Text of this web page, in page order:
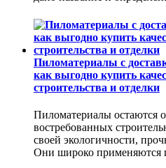
Пиломатериалы с
как выгодно купить
строительства и отделки
Пиломатериалы остаются
востребованных
своей экологичности,
Они широко применяются